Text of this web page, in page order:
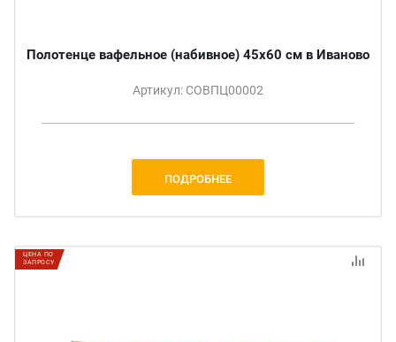
Полотенце вафельное (набивное) 45х60 см в Иваново
Артикул: СОВПЦ00002
ПОДРОБНЕЕ
ЦЕНА ПО
ЗАПРОСУ